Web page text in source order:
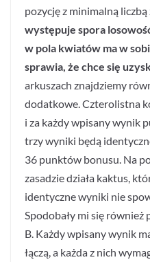
pozycję z minimalną liczbą
występuje spora
w pola kwiatów ma w
sprawia, że chce się
arkuszach znajdziemy
dodatkowe. Czterolistna
i za każdy wpisany wynik
trzy wyniki będą
36 punktów bonusu. Na
zasadzie działa kaktus,
identyczne wyniki nie
Spodobały mi się również
B. Każdy wpisany wynik
łączą, a każda z nich